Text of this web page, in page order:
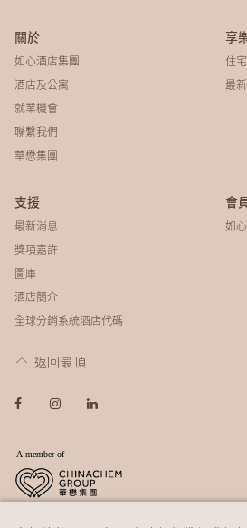
關於
如心酒店集團
酒店及公寓
就業機會
聯繫我們​​​​​​​​
華懋集團
享
住宅
最
支援
最新消息
獎項嘉許
圖庫
酒店簡介
全球分銷系統酒店代碼
會
如
返回最頂